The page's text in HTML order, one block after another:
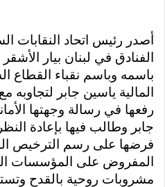
أصدر رئيس اتحاد النقابات
الفنادق في لبنان بيار الأشقر
باسمه وباسم نقباء القطاع
المالية ياسين جابر لتجاوبه
رفعها في رسالة وجهتها
جابر وطالب فيها بإعادة
فرضها على رسم الترخيص
المفروض على المؤسسات
مشروبات روحية بالقدح